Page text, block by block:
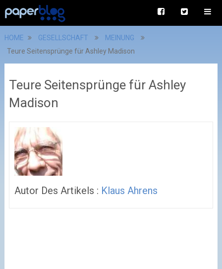
HOME GESELLSCHAFT
MEINUNG
Teure Seitensprünge für Ashley Madison
Teure Seitensprünge für Ashley
Madison
Autor Des Artikels : Klaus Ahrens